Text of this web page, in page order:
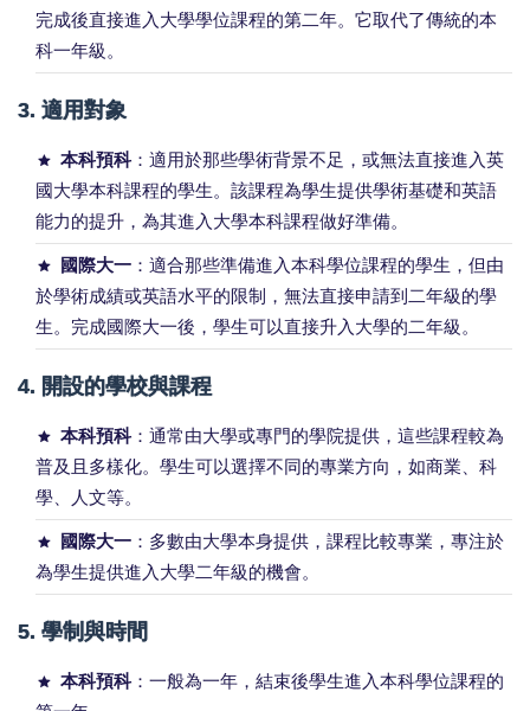
完成後直接進入大學學位課程的第二年。它取代了傳統的本
科一年級。
3. 適用對象
本科預科：適用於那些學術背景不足，或無法直接進入英
國大學本科課程的學生。該課程為學生提供學術基礎和英語
能力的提升，為其進入大學本科課程做好準備。
國際大一：適合那些準備進入本科學位課程的學生，但由
於學術成績或英語水平的限制，無法直接申請到二年級的學
生。完成國際大一後，學生可以直接升入大學的二年級。
4. 開設的學校與課程
本科預科：通常由大學或專門的學院提供，這些課程較為
普及且多樣化。學生可以選擇不同的專業方向，如商業、科
學、人文等。
國際大一：多數由大學本身提供，課程比較專業，專注於
為學生提供進入大學二年級的機會。
5. 學制與時間
本科預科：一般為一年，結束後學生進入本科學位課程的